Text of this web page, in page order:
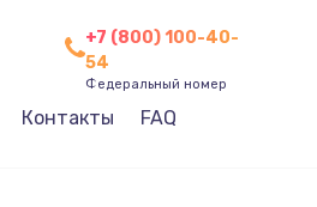
+7 (800) 100-40-
54
Федеральный номер
Контакты FAQ